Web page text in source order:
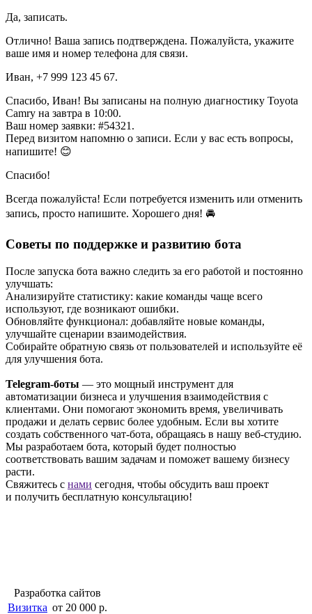
Да, записать.
Отлично! Ваша запись подтверждена. Пожалуйста, укажите
ваше имя и номер телефона для связи.
Иван, +7 999 123 45 67.
Спасибо, Иван! Вы записаны на полную диагностику Toyota
Camry на завтра в 10:00.
Ваш номер заявки: #54321.
Перед визитом напомню о записи. Если у вас есть вопросы,
напишите! 😊
Спасибо!
Всегда пожалуйста! Если потребуется изменить или отменить
запись, просто напишите. Хорошего дня! 🚘
Советы по поддержке и развитию бота
После запуска бота важно следить за его работой и постоянно
улучшать:
Анализируйте статистику: какие команды чаще всего
используют, где возникают ошибки.
Обновляйте функционал: добавляйте новые команды,
улучшайте сценарии взаимодействия.
Собирайте обратную связь от пользователей и используйте её
для улучшения бота.
Telegram-боты — это мощный инструмент для
автоматизации бизнеса и улучшения взаимодействия с
клиентами. Они помогают экономить время, увеличивать
продажи и делать сервис более удобным. Если вы хотите
создать собственного чат-бота, обращаясь в нашу веб-студию.
Мы разработаем бота, который будет полностью
соответствовать вашим задачам и поможет вашему бизнесу
расти.
Свяжитесь с нами сегодня, чтобы обсудить ваш проект
и получить бесплатную консультацию!
Разработка сайтов
Визитка от 20 000 р.